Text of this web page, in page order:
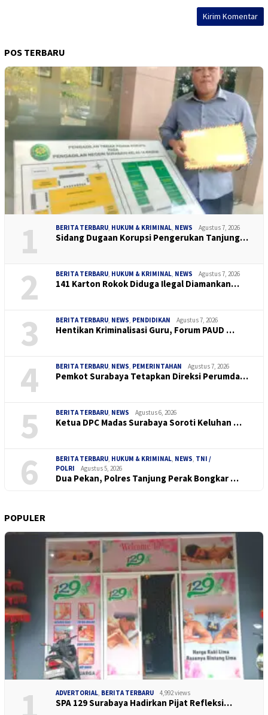
POS TERBARU
1 BERITA TERBARU HUKUM & KRIMINAL NEWS Agustus 7, 2026
Sidang Dugaan Korupsi Pengerukan Tanjung…
2 BERITA TERBARU HUKUM & KRIMINAL NEWS Agustus 7, 2026
141 Karton Rokok Diduga Ilegal Diamankan…
3 BERITA TERBARU NEWS PENDIDIKAN Agustus 7, 2026
Hentikan Kriminalisasi Guru, Forum PAUD …
4 BERITA TERBARU NEWS PEMERINTAHAN Agustus 7, 2026
Pemkot Surabaya Tetapkan Direksi Perumda…
5 BERITA TERBARU NEWS Agustus 6, 2026
Ketua DPC Madas Surabaya Soroti Keluhan …
6 BERITA TERBARU HUKUM & KRIMINAL NEWS TNI /
POLRI
Agustus 5, 2026
Dua Pekan, Polres Tanjung Perak Bongkar …
POPULER
1 ADVERTORIAL BERITA TERBARU 4,992 views
SPA 129 Surabaya Hadirkan Pijat Refleksi…